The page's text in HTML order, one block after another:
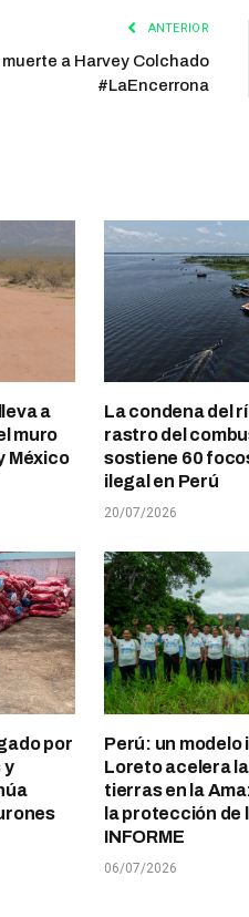
ANTERIOR
a Harvey Colchado
#LaEncerrona
a
muro
México
La condena del
rastro del
sostiene 60
ilegal en Perú
20/07/2026
por
y
Perú: un modelo
Loreto acelera
tierras en la
la protección de
INFORME
06/07/2026